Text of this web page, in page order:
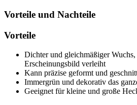
Vorteile und Nachteile
Vorteile
Dichter und gleichmäßiger
Erscheinungsbild verleiht
Kann präzise geformt und
Immergrün und dekorativ das
Geeignet für kleine und große